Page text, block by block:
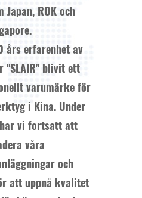
ROK och
års erfarenhet av
"SLAIR" blivit ett
varumärke för
i Kina. Under
vi fortsatt att
våra
och
att uppnå kvalitet